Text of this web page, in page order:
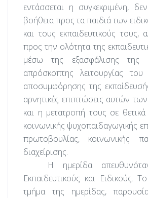
εντάσσεται η συγκεκριμένη,
βοήθεια προς τα παιδιά των
και τους εκπαιδευτικούς τους,
προς την ολότητα της
μέσω της εξασφάλισης της
απρόσκοπτης λειτουργίας
αποσυμφόρησης της
αρνητικές επιπτώσεις αυτών
και η μετατροπή τους σε θετικά
κοινωνικής ψυχοπαιδαγωγικής
πρωτοβουλίας, κοινωνικής
διαχείρισης.
Η ημερίδα
Εκπαιδευτικούς και Ειδικούς.
τμήμα της ημερίδας,